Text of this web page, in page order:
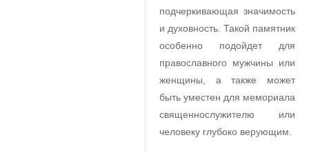
подчеркивающая значимость
и духовность. Такой памятник
особенно подойдет для
православного мужчины или
женщины, а также может
быть уместен для мемориала
священнослужителю или
человеку глубоко верующим.